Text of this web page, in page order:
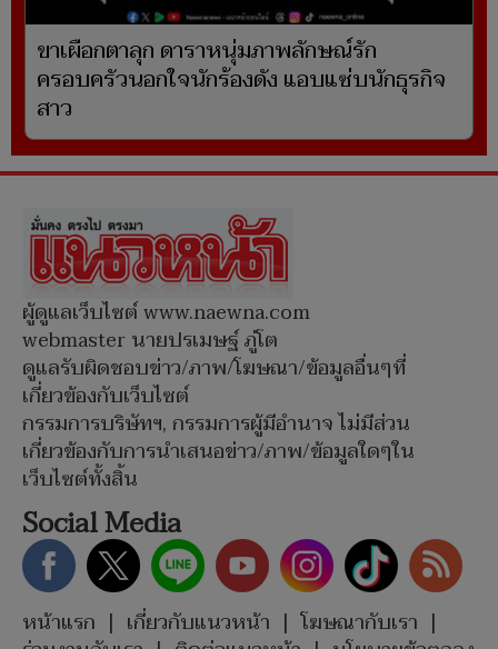
ขาเผือกตาลุก ดาราหนุ่มภาพลักษณ์รัก
ครอบครัวนอกใจนักร้องดัง แอบแซ่บนักธุรกิจ
สาว
ผู้ดูแลเว็บไซต์ www.naewna.com
webmaster นายปรเมษฐ์ ภู่โต
ดูแลรับผิดชอบข่าว/ภาพ/โฆษณา/ข้อมูลอื่นๆที่
เกี่ยวข้องกับเว็บไซต์
กรรมการบริษัทฯ, กรรมการผู้มีอำนาจ ไม่มีส่วน
เกี่ยวข้องกับการนำเสนอข่าว/ภาพ/ข้อมูลใดๆใน
เว็บไซต์ทั้งสิ้น
Social Media
หน้าแรก | เกี่ยวกับแนวหน้า | โฆษณากับเรา |